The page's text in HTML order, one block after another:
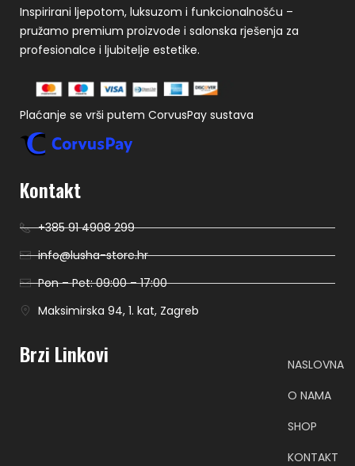
Inspirirani ljepotom, luksuzom i funkcionalnošću –
pružamo premium proizvode i salonska rješenja za
profesionalce i ljubitelje estetike.
Plaćanje se vrši putem CorvusPay sustava
Kontakt
+385 91 4908 299
info@lusha-store.hr
Pon – Pet: 09:00 – 17:00
Maksimirska 94, 1. kat, Zagreb
Brzi Linkovi
NASLOVNA
O NAMA
SHOP
KONTAKT